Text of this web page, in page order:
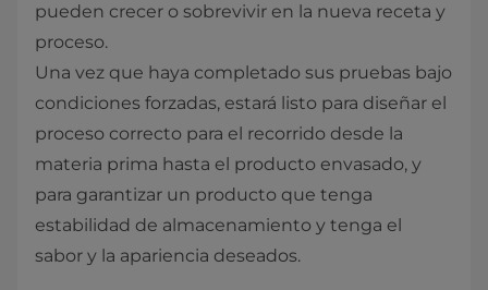
pueden crecer o sobrevivir en la nueva receta y
proceso.
Una vez que haya completado sus pruebas bajo
condiciones forzadas, estará listo para diseñar el
proceso correcto para el recorrido desde la
materia prima hasta el producto envasado, y
para garantizar un producto que tenga
estabilidad de almacenamiento y tenga el
sabor y la apariencia deseados.